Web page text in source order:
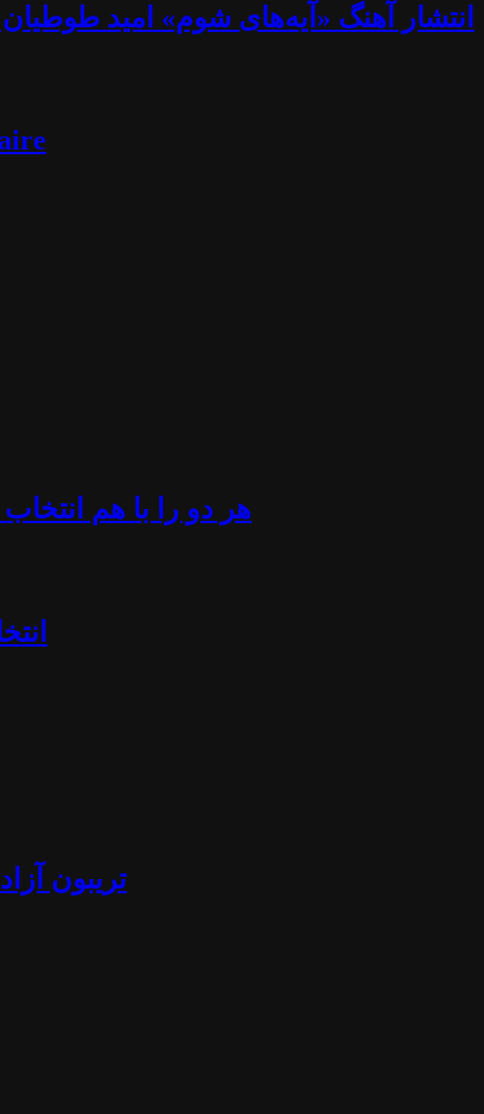
انتشار آهنگ «آیه‌های شوم» امید طوطیان - تلاوت آیاتی از منجلاب قرآن
«هر دو را با هم
تریبون